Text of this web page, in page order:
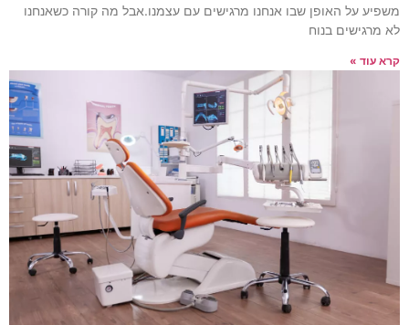
משפיע על האופן שבו אנחנו מרגישים עם עצמנו.אבל מה קורה כשאנחנו
לא מרגישים בנוח
קרא עוד »